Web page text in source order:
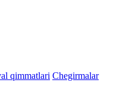
qimmatlari Chegirmalar